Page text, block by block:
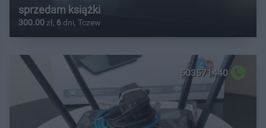
sprzedam książki
300.00 zł, 6 dni, Tczew
503571440